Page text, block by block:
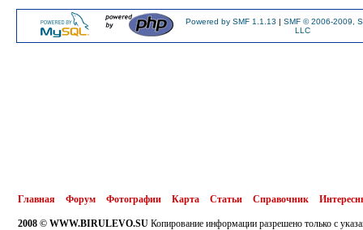
Powered by SMF 1.1.13 | SMF © 2006-2009,
LLC
Главная Форум Фотографии Карта Статьи Справочник
2008 © WWW.BIRULEVO.SU Копирование информации разрешено только с